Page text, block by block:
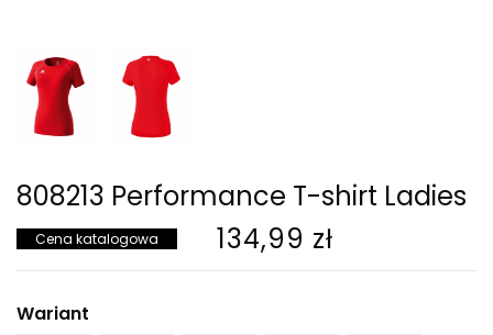
808213 Performance T-shirt Ladies
Cena katalogowa 134,99 zł
Wariant